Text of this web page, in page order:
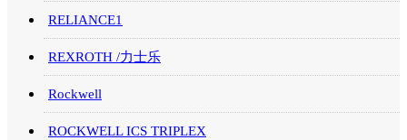
RELIANCE1
REXROTH /力士乐
Rockwell
ROCKWELL ICS TRIPLEX